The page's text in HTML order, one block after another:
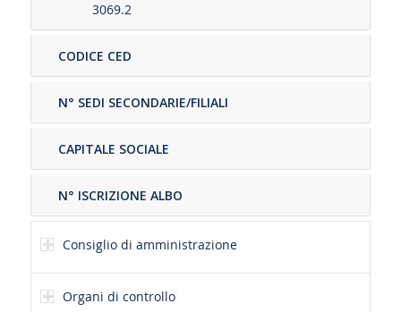
3069.2
CODICE CED
N° SEDI SECONDARIE/FILIALI
CAPITALE SOCIALE
N° ISCRIZIONE ALBO
Consiglio di amministrazione
Organi di controllo